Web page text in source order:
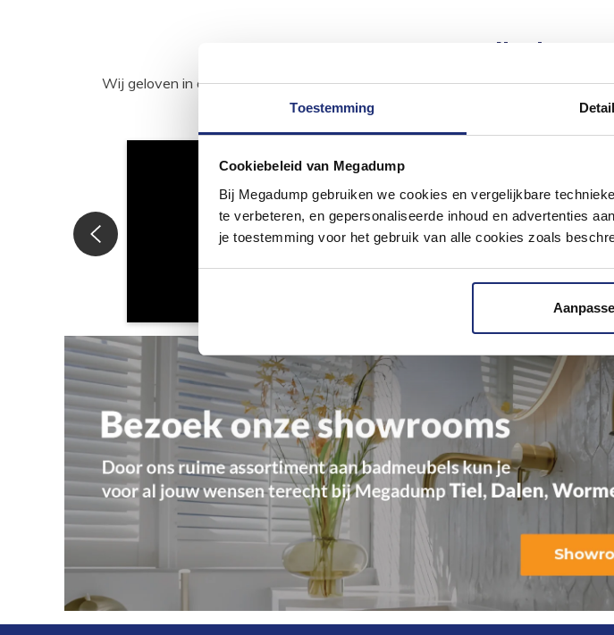
Toestemming
Cookiebeleid van Megadump
Bij Megadump gebruiken we cookies en vergelijkbare
te verbeteren, en gepersonaliseerde inhoud en advertenties
je toestemming voor het gebruik van alle cookies zoals
Wij geloven in de kracht van delen. Deel jouw badkamer op Instagram met